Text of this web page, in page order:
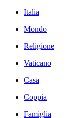
Italia
Mondo
Religione
Vaticano
Casa
Coppia
Famiglia